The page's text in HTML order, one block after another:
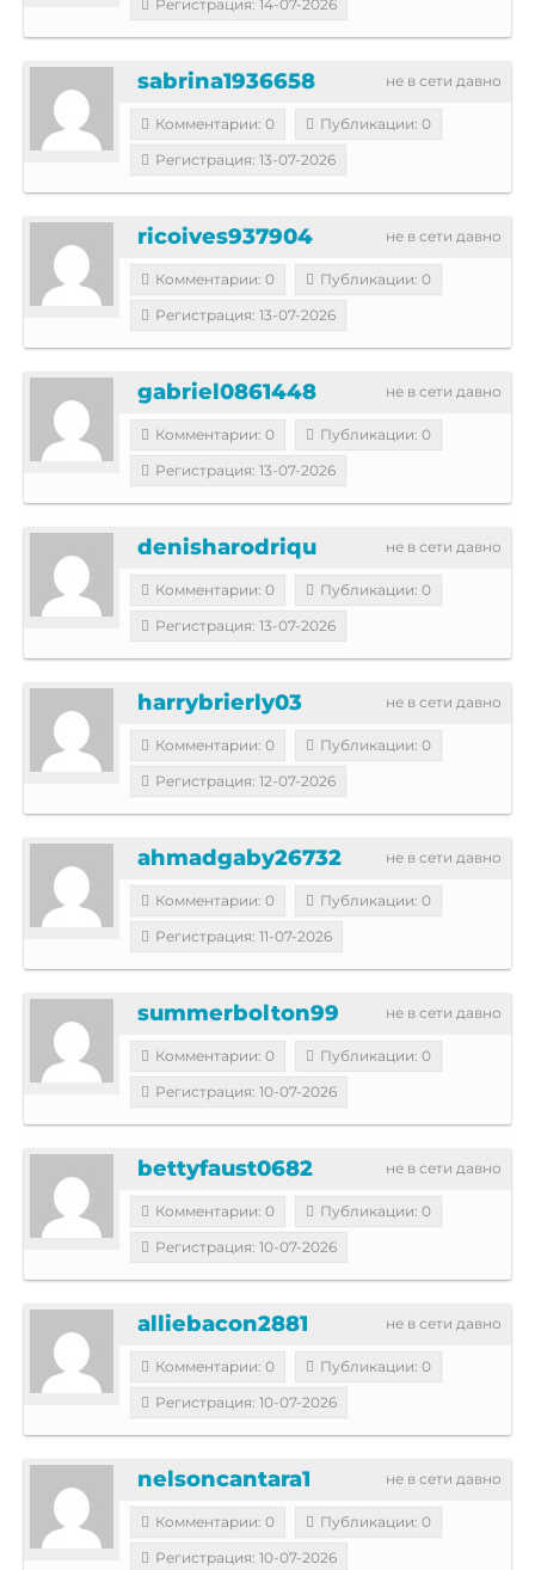
Регистрация: 14-07-2026
не в сети давно
sabrina1936658
Комментарии: 0
Публикации: 0
Регистрация: 13-07-2026
не в сети давно
ricoives937904
Комментарии: 0
Публикации: 0
Регистрация: 13-07-2026
не в сети давно
gabriel0861448
Комментарии: 0
Публикации: 0
Регистрация: 13-07-2026
не в сети давно
denisharodriqu
Комментарии: 0
Публикации: 0
Регистрация: 13-07-2026
не в сети давно
harrybrierly03
Комментарии: 0
Публикации: 0
Регистрация: 12-07-2026
не в сети давно
ahmadgaby26732
Комментарии: 0
Публикации: 0
Регистрация: 11-07-2026
не в сети давно
summerbolton99
Комментарии: 0
Публикации: 0
Регистрация: 10-07-2026
не в сети давно
bettyfaust0682
Комментарии: 0
Публикации: 0
Регистрация: 10-07-2026
не в сети давно
alliebacon2881
Комментарии: 0
Публикации: 0
Регистрация: 10-07-2026
не в сети давно
nelsoncantara1
Комментарии: 0
Публикации: 0
Регистрация: 10-07-2026